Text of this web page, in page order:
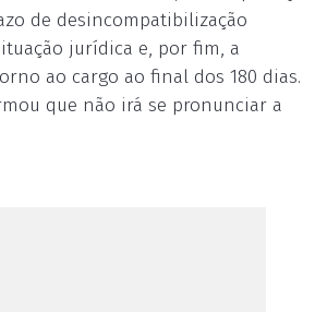
de desincompatibilização
jurídica e, por fim, a
ao cargo ao final dos 180 dias.
que não irá se pronunciar a